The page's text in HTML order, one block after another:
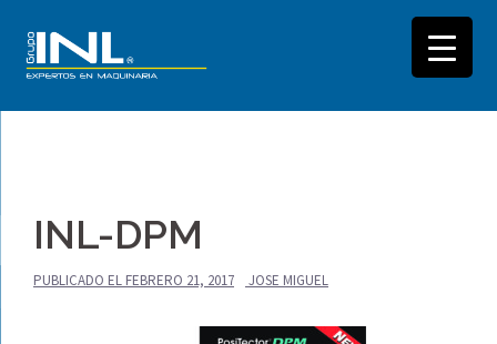
contenidoINL-DPM
PUBLICADO EL FEBRERO 21, 2017 JOSE MIGUEL